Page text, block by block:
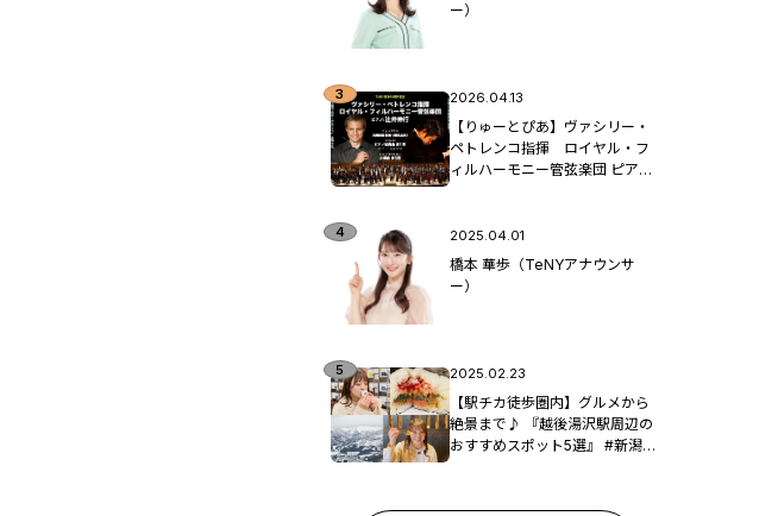
ー）
2026.04.13
【りゅーとぴあ】ヴァシリー・
ペトレンコ指揮 ロイヤル・フ
ィルハーモニー管弦楽団 ピア
2025.04.01
橋本 華歩（TeNYアナウンサ
ー）
2025.02.23
【駅チカ徒歩圏内】グルメから
絶景まで♪ 『越後湯沢駅周辺の
おすすめスポット5選』 #新潟観